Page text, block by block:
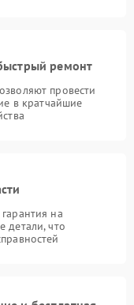
ремонт
провести
в кратчайшие
на
детали, что